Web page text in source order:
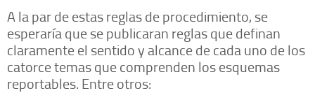
A la par de estas reglas de procedimiento, se
esperaría que se publicaran reglas que definan
claramente el sentido y alcance de cada uno de los
catorce temas que comprenden los esquemas
reportables. Entre otros: